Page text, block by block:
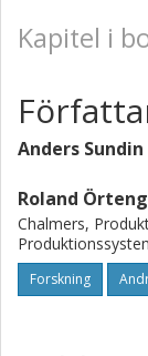
Kapitel i
Anders Sundin
Roland
Chalmers,
Forskning